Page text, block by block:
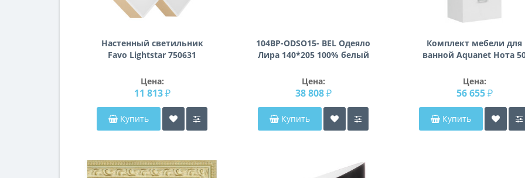
Настенный светильник
Favo Lightstar 750631
Цена:
11 813 ₽
Купить
104BP-ODSO15- BEL Одеяло
Лира 140*205 100% белый
Цена:
38 808 ₽
Купить
Комплект мебели для
ванной Aquanet Нота
Цена:
56 655 ₽
Купить